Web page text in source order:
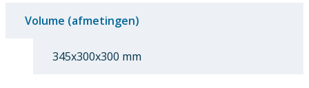
Volume (afmetingen)
345x300x300 mm